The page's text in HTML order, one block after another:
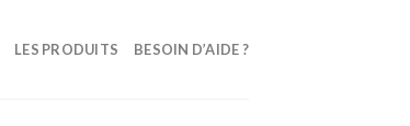
LES PRODUITS BESOIN D’AIDE ?